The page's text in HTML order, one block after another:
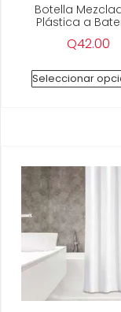
Botella
Plástica a
Q42.00
Seleccionar